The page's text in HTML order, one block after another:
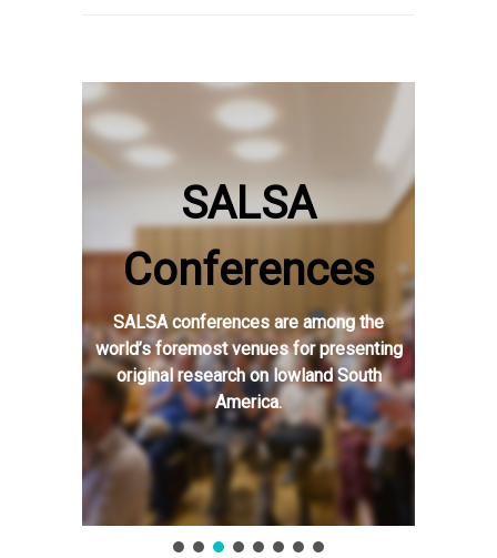
SALSA
Conferences
SALSA conferences are among the
world’s foremost venues for presenting
original research on lowland South
America.